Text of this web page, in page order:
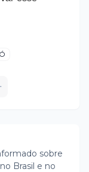
sobre
Brasil e no